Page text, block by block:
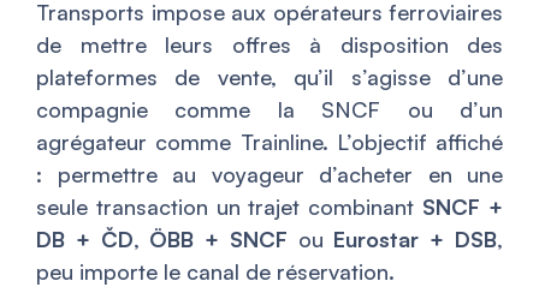
Transports impose aux opérateurs ferroviaires
de mettre leurs offres à disposition des
plateformes de vente, qu’il s’agisse d’une
compagnie comme la SNCF ou d’un
agrégateur comme Trainline. L’objectif affiché
: permettre au voyageur d’acheter en une
seule transaction un trajet combinant SNCF +
DB + ČD, ÖBB + SNCF ou Eurostar + DSB,
peu importe le canal de réservation.